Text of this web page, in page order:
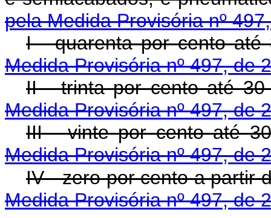
pela Medida Provisória nº
I - quarenta por cento
Medida Provisória nº 497, de
II - trinta por cento até
Medida Provisória nº 497, de
III - vinte por cento até
Medida Provisória nº 497, de
IV - zero por cento a partir
Medida Provisória nº 497, de